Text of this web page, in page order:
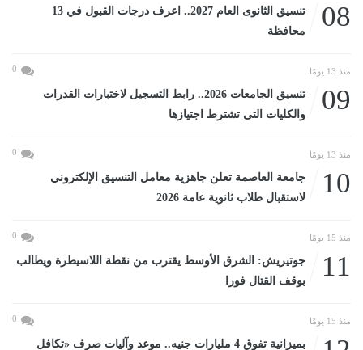
08
تنسيق الثانوى العام 2027.. اعرف درجات القبول في 13
محافظة
منذ 13 يومًا 0
09
تنسيق الجامعات 2026.. رابط التسجيل لاختبارات القدرات
والكليات التى تشترط اجتيازها
منذ 13 يومًا 0
10
جامعة العاصمة تعلن جاهزية معامل التنسيق الإلكتروني
لاستقبال طلاب ثانوية عامة 2026
منذ 15 يومًا 0
11
جوتيريش: الشرق الأوسط يقترب من نقطة اللاسيطرة ويطالب
بوقف القتال فورا
منذ 15 يومًا 0
بميزانية تفوق 4 مليارات جنيه.. موعد وآليات صرف «تكافل